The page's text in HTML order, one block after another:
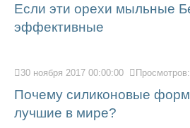
Если эти орехи мыльные
эффективные
30 ноября 2017 00:00:00
Почему силиконовые
лучшие в мире?